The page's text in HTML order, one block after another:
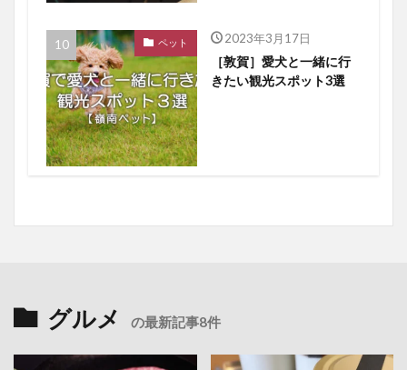
ペット 2023年3月17日
［敦賀］愛犬と一緒に行
きたい観光スポット3選
グルメ の最新記事8件